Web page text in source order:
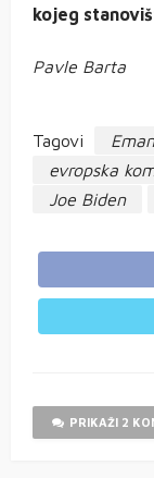
kojeg
Pavle Barta
Tagovi
evropska
Joe Biden
PRIKAŽI 2